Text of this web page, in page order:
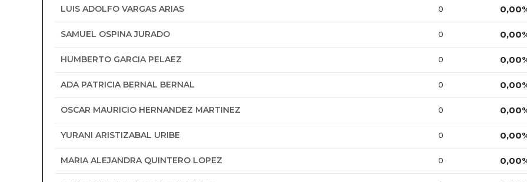
LUIS ADOLFO VARGAS ARIAS 0
SAMUEL OSPINA JURADO 0
HUMBERTO GARCIA PELAEZ 0
ADA PATRICIA BERNAL BERNAL 0
OSCAR MAURICIO HERNANDEZ MARTINEZ 0
YURANI ARISTIZABAL URIBE 0
MARIA ALEJANDRA QUINTERO LOPEZ 0